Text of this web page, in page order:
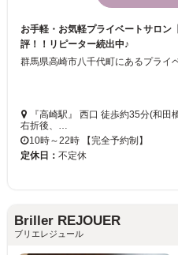
お手軽・お気軽プライベートサロ
評！！リピーター続出中♪
『高崎駅』 西口 徒歩約35分(和田
右折後、…
10時～22時 【完全予約制】
定休日： 不定休
Briller REJOUER
ブリエレジュール